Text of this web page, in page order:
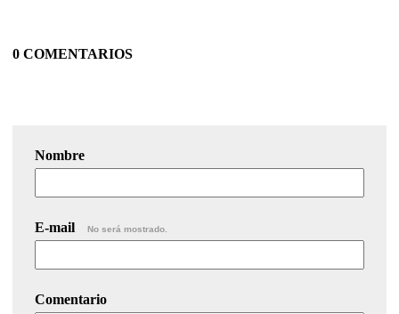
0 COMENTARIOS
Nombre
E-mail No será mostrado.
Comentario